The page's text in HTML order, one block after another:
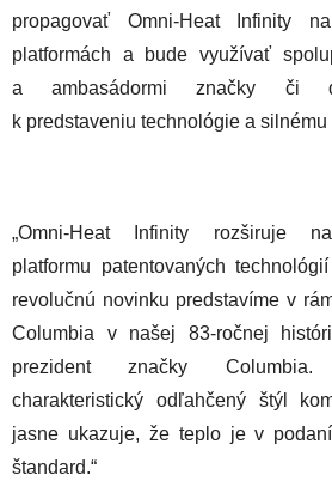
propagovať Omni-Heat Infinity
platformách a bude využívať
a ambasádormi značky či
k predstaveniu technológie a
„Omni-Heat Infinity rozširuje
platformu patentovaných
revolučnú novinku predstavíme v
Columbia v našej 83-ročnej
prezident značky Columbia.
charakteristický odľahčený štýl
jasne ukazuje, že teplo je v
štandard.“